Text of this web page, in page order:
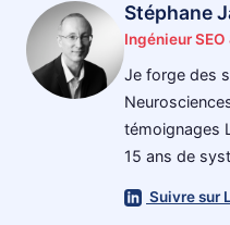
Stéphane
Ingénieur SEO
Je forge des
témoignages
15 ans de
Suivre sur